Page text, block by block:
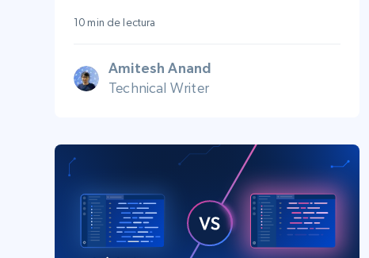
10 min de lectura
Amitesh Anand
Technical Writer